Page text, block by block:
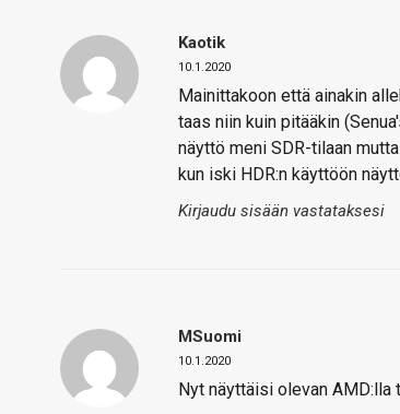
Kaotik
10.1.2020
Mainittakoon että ainakin
taas niin kuin pitääkin
näyttö meni SDR-tilaan
kun iski HDR:n käyttöön
Kirjaudu sisään vastataksesi
MSuomi
10.1.2020
Nyt näyttäisi olevan